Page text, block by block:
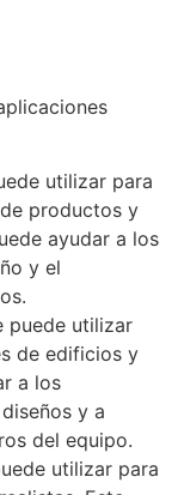
utilizar para
productos y
ayudar a los
y el
puede utilizar
de edificios y
a los
y a
del equipo.
utilizar para